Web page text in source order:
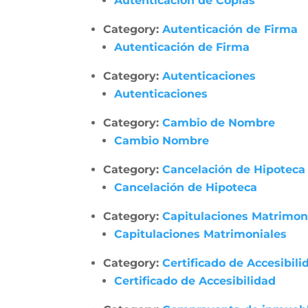
Category:Autenticación de Firma
Autenticación de Firma
Category:Autenticaciones
Autenticaciones
Category:Cambio de Nombre
Cambio Nombre
Category:Cancelación de Hipoteca
Cancelación de Hipoteca
Category:Capitulaciones
Capitulaciones Matrimoniales
Category:Certificado de
Certificado de Accesibilidad